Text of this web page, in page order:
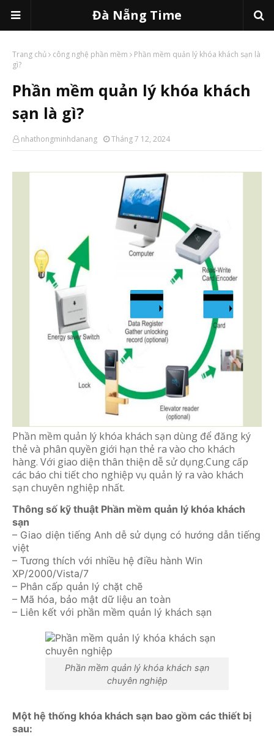
Đà Nẵng Time
Trang chủ công nghệ phần mềm
Phần mềm quản lý khóa khách sạn là
gì?
Phần mềm quản lý khóa khách
sạn là gì?
nhathongminhdanang Tháng 7 12, 2024
Phần mềm quản lý khóa khách sạn dùng để đăng ký
thẻ và phân quyền giới hạn thẻ ra vào cho khách
hàng. Với giao diện thân thiện dễ sử dụng.Cung cấp
các báo chi tiết cho nghiệp vụ quản lý ra vào khách
sạn chuyên nghiệp nhất.
Thông số kỹ thuật Phần mềm quản lý khóa khách
sạn
– Giao diện tiếng Anh dễ sử dụng có hướng dẫn tiếng
việt
– Tương thích với nhiều hệ điều hành Win
XP/2000/Vista/7
– Phân cấp quản lý chặt chẽ
– Mã hóa, bảo mật dữ liệu an toàn
– Liên kết với phần mềm quản lý khách sạn
Phần mềm quản lý khóa khách sạn
chuyên nghiệp
Một hệ thống khóa khách sạn bao gồm các thiết bị
sau: